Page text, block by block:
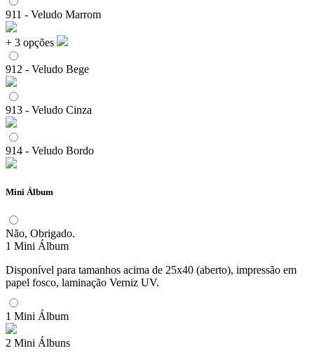
911 - Veludo Marrom
+ 3 opções
912 - Veludo Bege
913 - Veludo Cinza
914 - Veludo Bordo
Mini Álbum
Não, Obrigado.
1 Mini Álbum
Disponível para tamanhos acima de 25x40 (aberto), impressão em
papel fosco, laminação Verniz UV.
1 Mini Álbum
2 Mini Álbuns